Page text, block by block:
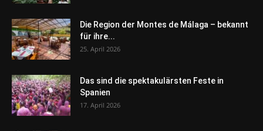
Die Region der Montes de Málaga – bekannt
für ihre...
25. April 2026
Das sind die spektakulärsten Feste in
Spanien
17. April 2026